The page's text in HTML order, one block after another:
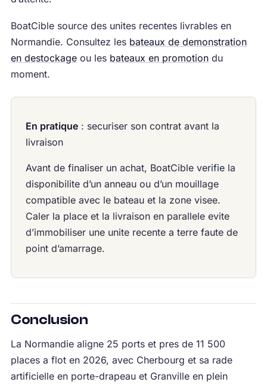
BoatCible source des unites recentes livrables en
Normandie. Consultez les bateaux de demonstration
en destockageou les bateaux en promotiondu
moment.
En pratique: securiser son contrat avant la
livraison
Avant de finaliser un achat, BoatCible verifie la
disponibilite d’un anneau ou d’un mouillage
compatible avec le bateau et la zone visee.
Caler la place et la livraison en parallele evite
d’immobiliser une unite recente a terre faute de
point d’amarrage.
Conclusion
La Normandie aligne 25 ports et pres de 11 500
places a flot en 2026, avec Cherbourg et sa rade
artificielle en porte-drapeau et Granville en plein